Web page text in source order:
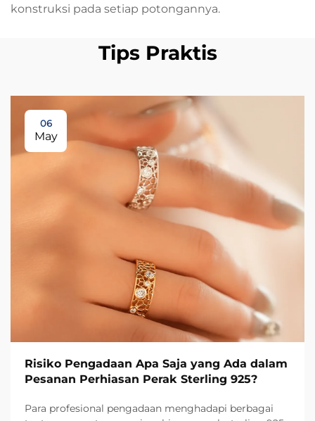
konstruksi pada setiap potongannya.
Tips Praktis
06
May
Risiko Pengadaan Apa Saja yang Ada dalam
Pesanan Perhiasan Perak Sterling 925?
Para profesional pengadaan menghadapi berbagai